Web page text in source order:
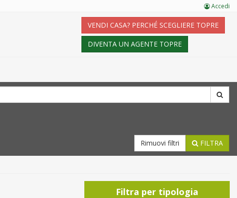
VENDI CASA? PERCHÉ SCEGLIERE TOPRE
DIVENTA UN AGENTE TOPRE
FILTRA
Rimuovi filtri
Filtra per tipologia
Accedi